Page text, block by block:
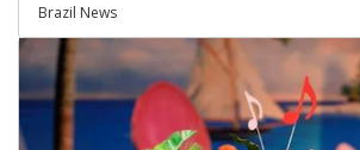
Brazil News